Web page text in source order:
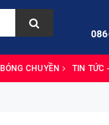
CHUYỀN TIN TỨC